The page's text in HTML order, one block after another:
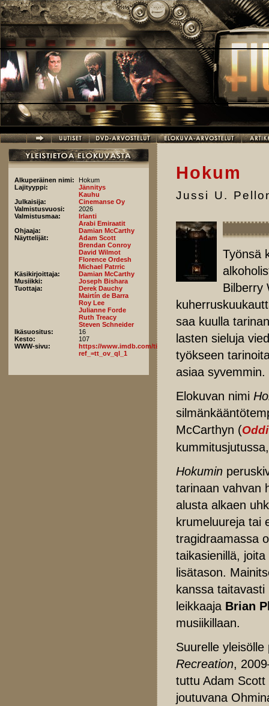
Hyppää pääsisältöön
Alkuperäinen nimi:
Hokum
Lajityyppi:
Jännitys
Kauhu
Julkaisija:
Cinemanse Oy
Valmistusvuosi:
2026
Valmistusmaa:
Irlanti
Arabi Emiraatit
Ohjaaja:
Damian McCarthy
Näyttelijät:
Adam Scott
Brendan Conroy
David Wilmot
Florence Ordesh
Michael Patrric
Käsikirjoittaja:
Damian McCarthy
Musiikki:
Joseph Bishara
Tuottaja:
Derek Dauchy
Mairtín de Barra
Roy Lee
Julianne Forde
Ruth Treacy
Steven Schneider
Ikäsuositus:
16
Kesto:
107
WWW-sivu:
https://www.imdb.com/title/tt35672862/fullcredits/?
ref_=tt_ov_ql_1
Hokum
Jussi U.
Työnsä
Bilberry
saa kuulla
lasten sieluja
työkseen
asiaa syvemmin.
Elokuvan nimi
McCarthyn (
Hokumin
tarinaan vahvan
alusta alkaen
krumeluureja tai
tragidraamassa
taikasienillä,
lisätason.
kanssa
leikkaaja Brian
musiikillaan.
Suurelle
Recreation,
tuttu Adam
joutuvana